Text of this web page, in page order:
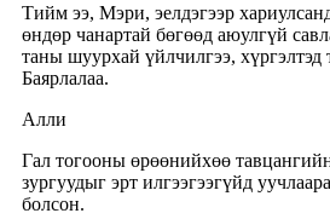
Тийм ээ, Мэри, эелдэгээр
өндөр чанартай бөгөөд аюулгүй
таны шуурхай үйлчилгээ, хүргэлтэд
Баярлалаа.
Алли
Гал тогооны өрөөнийхөө тавцангийн
зургуудыг эрт илгээгээгүйд
болсон.